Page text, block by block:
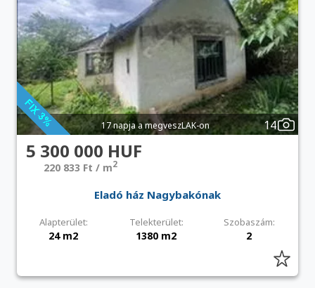
17 napja a megveszLAK-on 14
5 300 000 HUF
220 833 Ft / m2
Eladó ház Nagybakónak
Alapterület: Telekterület: Szobaszám:
24 m2 1380 m2 2